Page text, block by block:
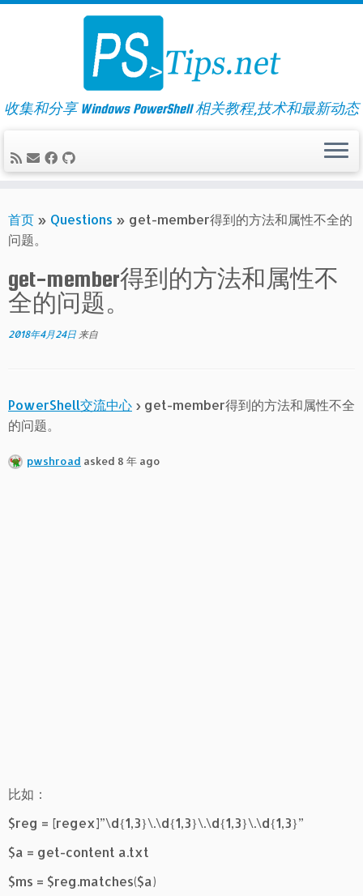
Skip
收集和分享 Windows PowerShell 相关教程,技术和最新动态
首页 » Questions » get-member得到的方法和属性不全的
问题。
get-member得到的方法和属性不
全的问题。
2018年4月24日 来自
PowerShell交流中心 › get-member得到的方法和属性不全
的问题。
pwshroad asked 8 年 ago
比如：
$reg = [regex]”\d{1,3}\.\d{1,3}\.\d{1,3}\.\d{1,3}”
$a = get-content a.txt
$ms = $reg.matches($a)